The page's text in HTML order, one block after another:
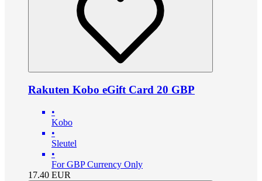
Rakuten Kobo eGift Card 20 GBP
•
Kobo
•
Sleutel
•
For GBP Currency Only
17.40 EUR